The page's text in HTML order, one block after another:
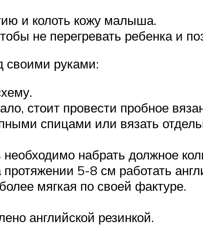
и колоть кожу малыша.
не перегревать ребенка и
своими руками:
стоит провести пробное
спицами или вязать
набрать должное
5-8 см работать
мягкая по своей фактуре.
английской резинкой.